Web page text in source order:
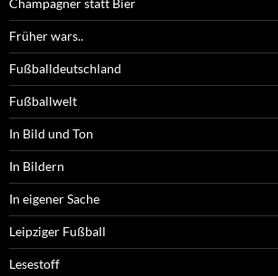
Champagner statt Bier
Früher wars..
Fußballdeutschland
Fußballwelt
In Bild und Ton
In Bildern
In eigener Sache
Leipziger Fußball
Lesestoff